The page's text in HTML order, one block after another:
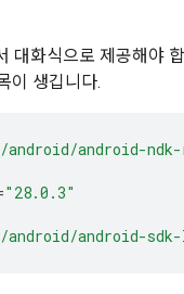
대화식으로 제공해야
이 생깁니다.
android-ndk-
"28.0.3"
android-